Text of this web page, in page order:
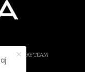
PLAY TEAM